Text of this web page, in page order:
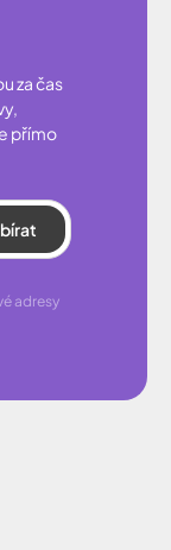
za čas
přímo
adresy